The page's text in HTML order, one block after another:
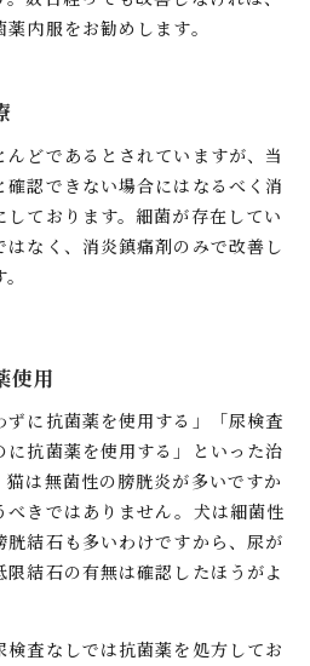
内服をお勧めします。
どであるとされていますが、当
認できない場合にはなるべく消
ております。細菌が存在してい
はなく、消炎鎮痛剤のみで改善し
使用
ずに抗菌薬を使用する」「尿検査
抗菌薬を使用する」といった治
は無菌性の膀胱炎が多いですか
べきではありません。犬は細菌性
結石も多いわけですから、尿が
結石の有無は確認したほうがよ
査なしでは抗菌薬を処方してお